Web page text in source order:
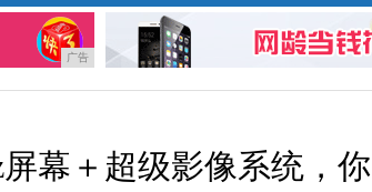
广告
幕＋超级影像系统，你